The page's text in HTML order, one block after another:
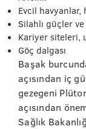
Evcil havyanlar,
Silahlı güçler
Kariyer siteleri,
Göç dalgası
Başak
açısından iç
gezegeni
açısından
Sağlık